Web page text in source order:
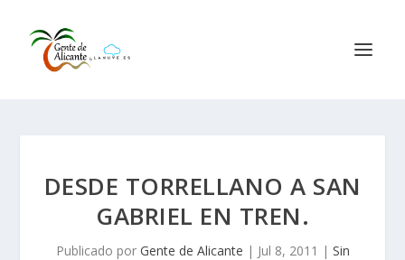
DESDE TORRELLANO A SAN
GABRIEL EN TREN.
Publicado por Gente de Alicante | Jul 8, 2011 | Sin